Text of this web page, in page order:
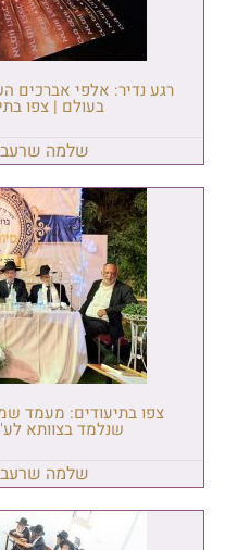
רגע נדיר: אלפי אברכים
בעולם | צפו
שלמה
צפו בתיעודים: מעמד
שנלמד בצוותא
שלמה